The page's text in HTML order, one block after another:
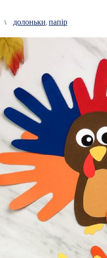
\ долоньки,папір